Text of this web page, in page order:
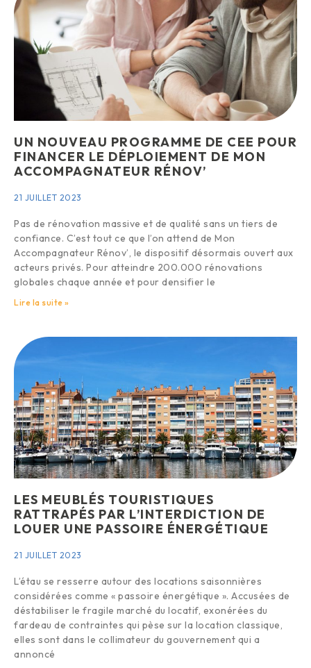
UN NOUVEAU PROGRAMME DE CEE POUR
FINANCER LE DÉPLOIEMENT DE MON
ACCOMPAGNATEUR RÉNOV’
21 JUILLET 2023
Pas de rénovation massive et de qualité sans un tiers de
confiance. C’est tout ce que l’on attend de Mon
Accompagnateur Rénov’, le dispositif désormais ouvert aux
acteurs privés. Pour atteindre 200.000 rénovations
globales chaque année et pour densifier le
Lire la suite »
LES MEUBLÉS TOURISTIQUES
RATTRAPÉS PAR L’INTERDICTION DE
LOUER UNE PASSOIRE ÉNERGÉTIQUE
21 JUILLET 2023
L’étau se resserre autour des locations saisonnières
considérées comme « passoire énergétique ». Accusées de
déstabiliser le fragile marché du locatif, exonérées du
fardeau de contraintes qui pèse sur la location classique,
elles sont dans le collimateur du gouvernement qui a
annoncé